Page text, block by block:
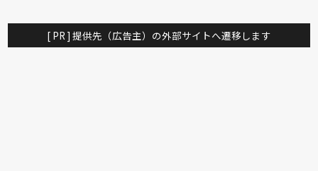
[ PR ] 提供先（広告主）の外部サイトへ遷移します